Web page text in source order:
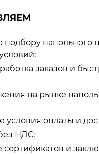
подбору напольного
заказов и
на рынке
условия оплаты и
НДС;
сертификатов и